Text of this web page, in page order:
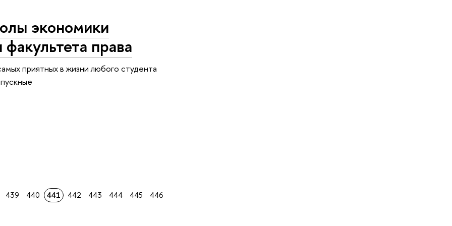
экономики
права
приятных в жизни любого студента
439 440 441 442 443 444 445 446